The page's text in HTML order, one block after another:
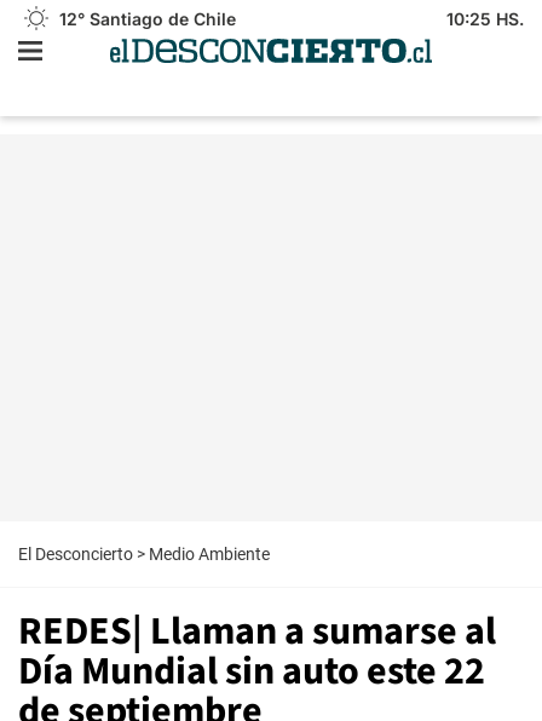
12° Santiago de Chile 10:25 HS.
El Desconcierto > Medio Ambiente
REDES| Llaman a sumarse al
Día Mundial sin auto este 22